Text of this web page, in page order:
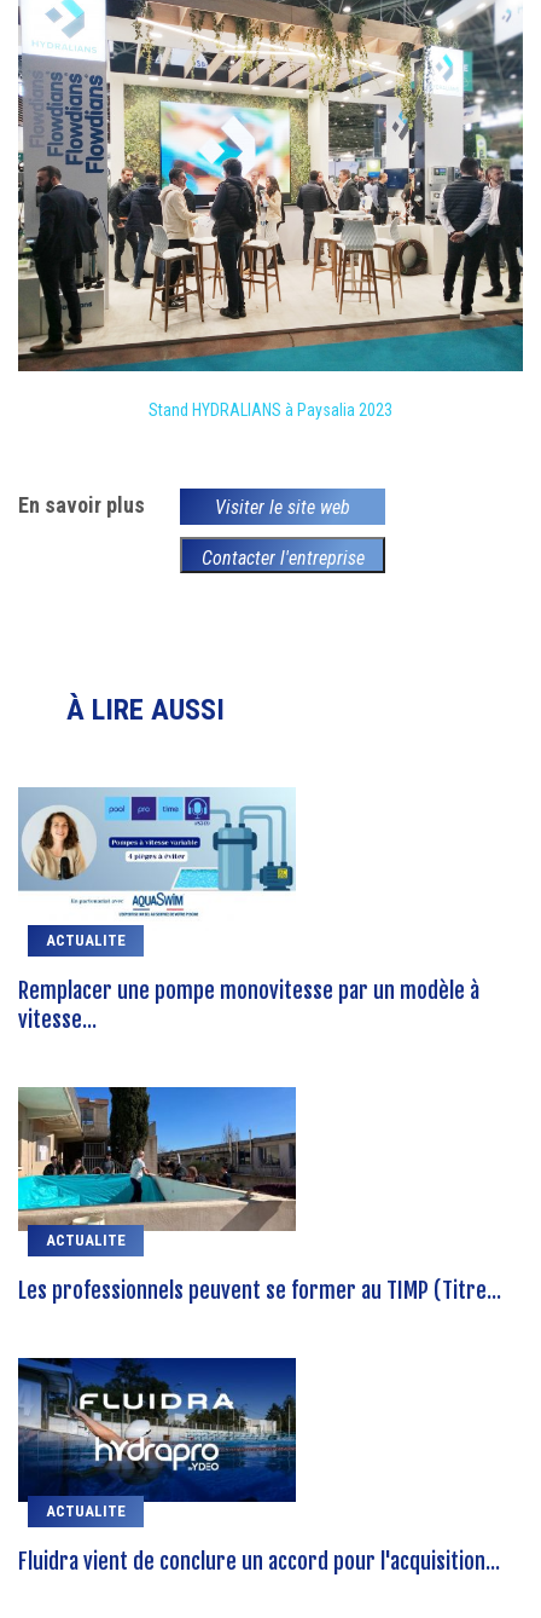
Stand HYDRALIANS à Paysalia 2023
En savoir plus Visiter le site web
Contacter l'entreprise
À LIRE AUSSI
ACTUALITE
Remplacer une pompe monovitesse par un modèle à
vitesse...
ACTUALITE
Les professionnels peuvent se former au TIMP (Titre...
ACTUALITE
Fluidra vient de conclure un accord pour l'acquisition...